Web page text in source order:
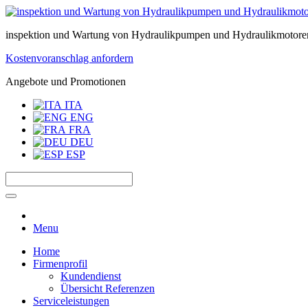
inspektion und Wartung von Hydraulikpumpen und
Kostenvoranschlag anfordern
Angebote und Promotionen
ITA
ENG
FRA
DEU
ESP
Menu
Home
Firmenprofil
Kundendienst
Übersicht Referenzen
Serviceleistungen